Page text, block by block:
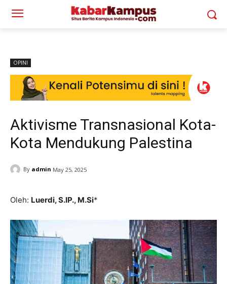
OPINI
Aktivisme Transnasional Kota-
Kota Mendukung Palestina
By admin May 25, 2025
Oleh: Luerdi, S.IP., M.Si*